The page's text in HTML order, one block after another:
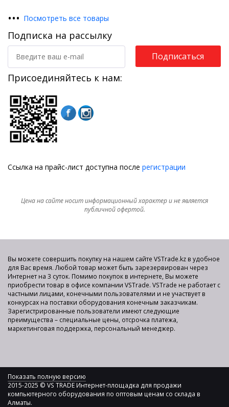
••• Посмотреть все товары
Подписка на рассылку
Подписаться
Присоединяйтесь к нам:
Ссылка на прайс-лист доступна после регистрации
Цена на сайте носит информационный характер и не является
публичной офертой.
Вы можете совершить покупку на нашем сайте VSTrade.kz в удобное
для Вас время. Любой товар может быть зарезервирован через
Интернет на 3 суток. Помимо покупок в интернете, Вы можете
приобрести товар в офисе компании VSTrade. VSTrade не работает с
частными лицами, конечными пользователями и не участвует в
конкурсах на поставки оборудования конечным заказчикам.
Зарегистрированные пользователи имеют следующие
преимущества – специальные цены, отсрочка платежа,
маркетинговая поддержка, персональный менеджер.
Показать полную версию
2015-2025 © VS TRADE Интернет-площадка для продажи
компьютерного оборудования по оптовым ценам со склада в
Алматы.